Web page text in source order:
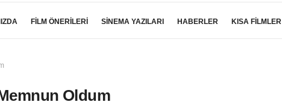
FİLM ÖNERİLERİ SİNEMA YAZILARI HABERLER KISA FİLMLER
Oldum